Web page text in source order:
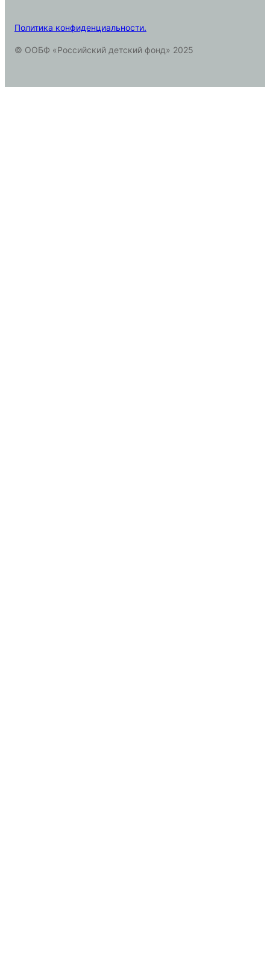
Политика конфиденциальности.
© ООБФ «Российский детский фонд» 2025